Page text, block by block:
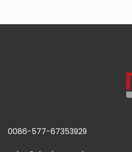
0086-577-67353929